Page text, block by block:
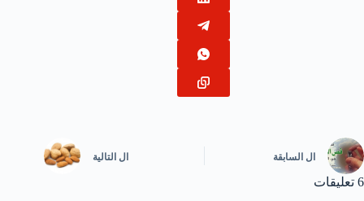
ال السابقة ال التالية
6 تعليقات